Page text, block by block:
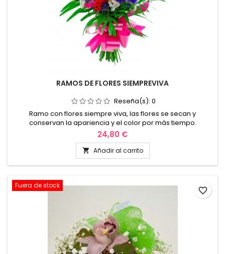
RAMOS DE FLORES SIEMPREVIVA
Reseña(s): 0
Ramo con flores siempre viva, las flores se secan y
conservan la apariencia y el color por más tiempo.
24,80 €
 Añadir al carrito
Fuera de stock
favorite_border